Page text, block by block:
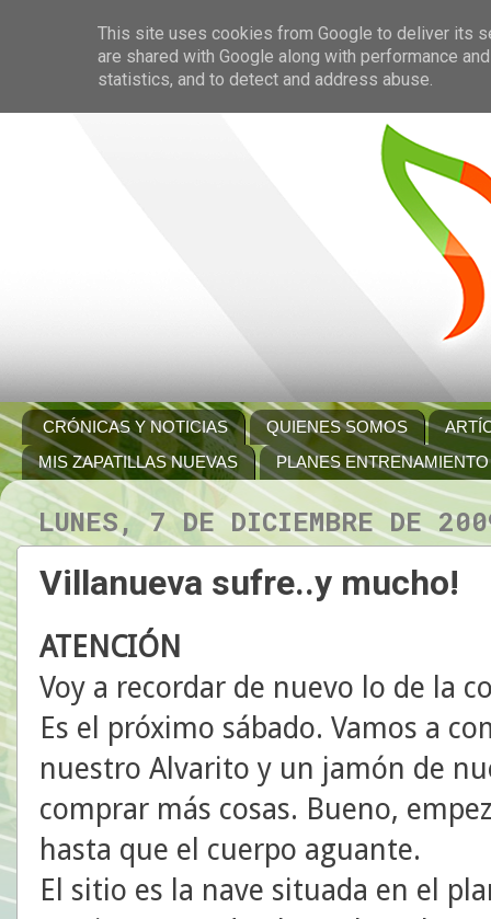
CRÓNICAS Y NOTICIAS QUIENES SOMOS
MIS ZAPATILLAS NUEVAS
PLANES ENTRENAMIENTO
LUNES, 7 DE DICIEMBRE DE
Villanueva sufre..y mucho!
ATENCIÓN
Voy a recordar de nuevo lo de la
Es el próximo sábado. Vamos a
nuestro Alvarito y un jamón de
comprar más cosas. Bueno,
hasta que el cuerpo aguante.
El sitio es la nave situada en el
This site uses cookies from Google to deliver its
are shared with Google along with performance
statistics, and to detect and address abuse.